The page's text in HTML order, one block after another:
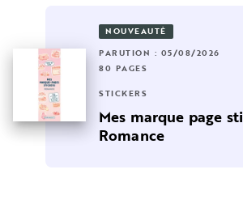
NOUVEAUTÉ
PARUTION : 05/08/2026
80 PAGES
STICKERS
Mes marque page
Romance